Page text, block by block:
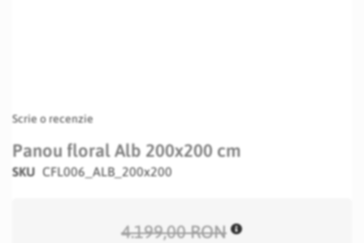
Scrie o recenzie
Panou floral Alb 200x200 cm
SKU CFL006_ALB_200x200
4.199,00 RON